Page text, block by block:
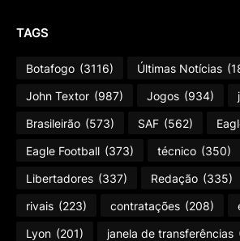
TAGS
Botafogo (3116) Últimas Notícias
John Textor (987) Jogos (934)
Brasileirão (573) SAF (562)
Eagle Football (373) técnico (350)
Libertadores (337) Redação (335)
rivais (223) contratações (208)
Lyon (201) janela de transferências